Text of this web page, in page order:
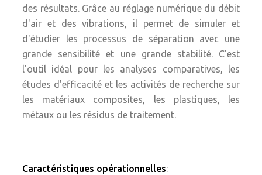
des résultats. Grâce au réglage numérique du débit
d'air et des vibrations, il permet de simuler et
d'étudier les processus de séparation avec une
grande sensibilité et une grande stabilité. C'est
l'outil idéal pour les analyses comparatives, les
études d'efficacité et les activités de recherche sur
les matériaux composites, les plastiques, les
métaux ou les résidus de traitement.
Caractéristiques opérationnelles: